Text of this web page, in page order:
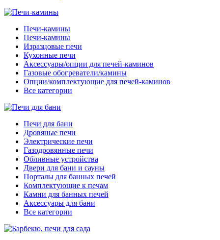
Печи-камины
Печи-камины
Изразцовые печи
Кухонные печи
Аксессуары/опции для печей-каминов
Газовые обогреватели/камины
Опции/комплектующие для печей-каминов
Все категории
Печи для бани
Дровяные печи
Электрические печи
Газодровянные печи
Обливные устройства
Двери для бани и сауны
Порталы для банных печей
Комплектующие к печам
Камни для банных печей
Аксессуары для бани
Все категории